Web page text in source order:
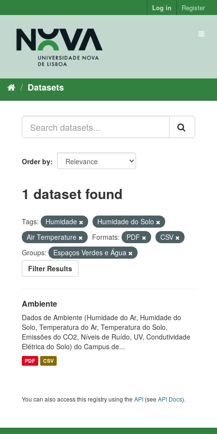
to
Log in Register
Datasets
Order by
1 dataset found
Tags: Humidade
Humidade do Solo
Air Temperature
Formats: PDF
CSV
Groups:
Espaços Verdes e Água
Filter Results
Ambiente
Dados de Ambiente (Humidade do Ar, Humidade do
Solo, Temperatura do Ar, Temperatura do Solo,
Emissões do CO2, Níveis de Ruído, UV, Condutividade
Elétrica do Solo) do Campus de...
PDF CSV
You can also access this registry using the API (see API Docs).